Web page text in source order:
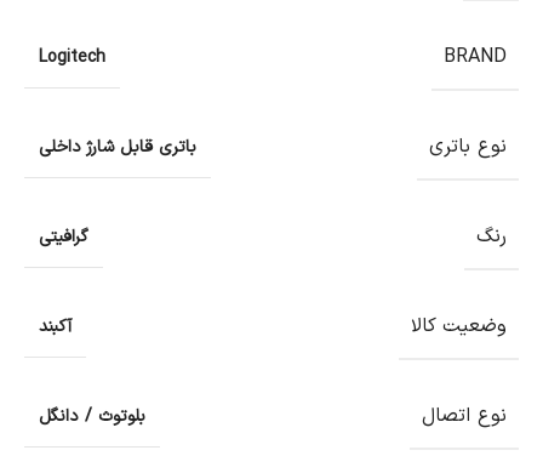
BRAND
Logitech
نوع باتری باتری قابل شارژ داخلی
رنگ گرافیتی
وضعیت کالا آکبند
نوع اتصال بلوتوث / دانگل